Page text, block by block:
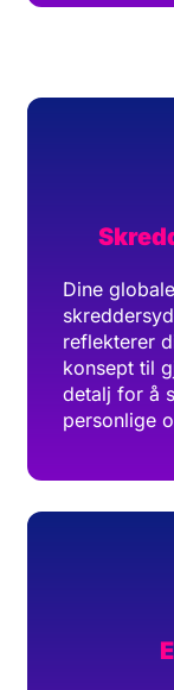
Dine
reflekterer
konsept til
detalj for å
personlige